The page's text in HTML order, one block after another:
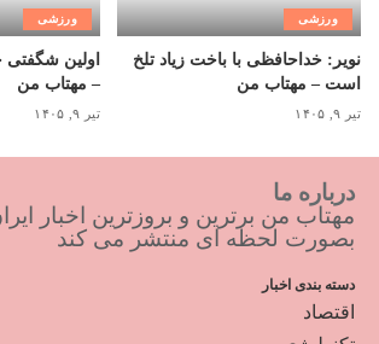
ورزشی
نویر: خداحافظی با باخت زیاد تلخ
است – مهتاب من
تیر ۹, ۱۴۰۵
ورزشی
اولین
– مهتاب من
تیر ۹, ۱۴۰۵
درباره ما
مهتاب من برترین و بروزترین اخبار
بصورت لحظه ای منتشر می کند
دسته بندی اخبار
اقتصاد